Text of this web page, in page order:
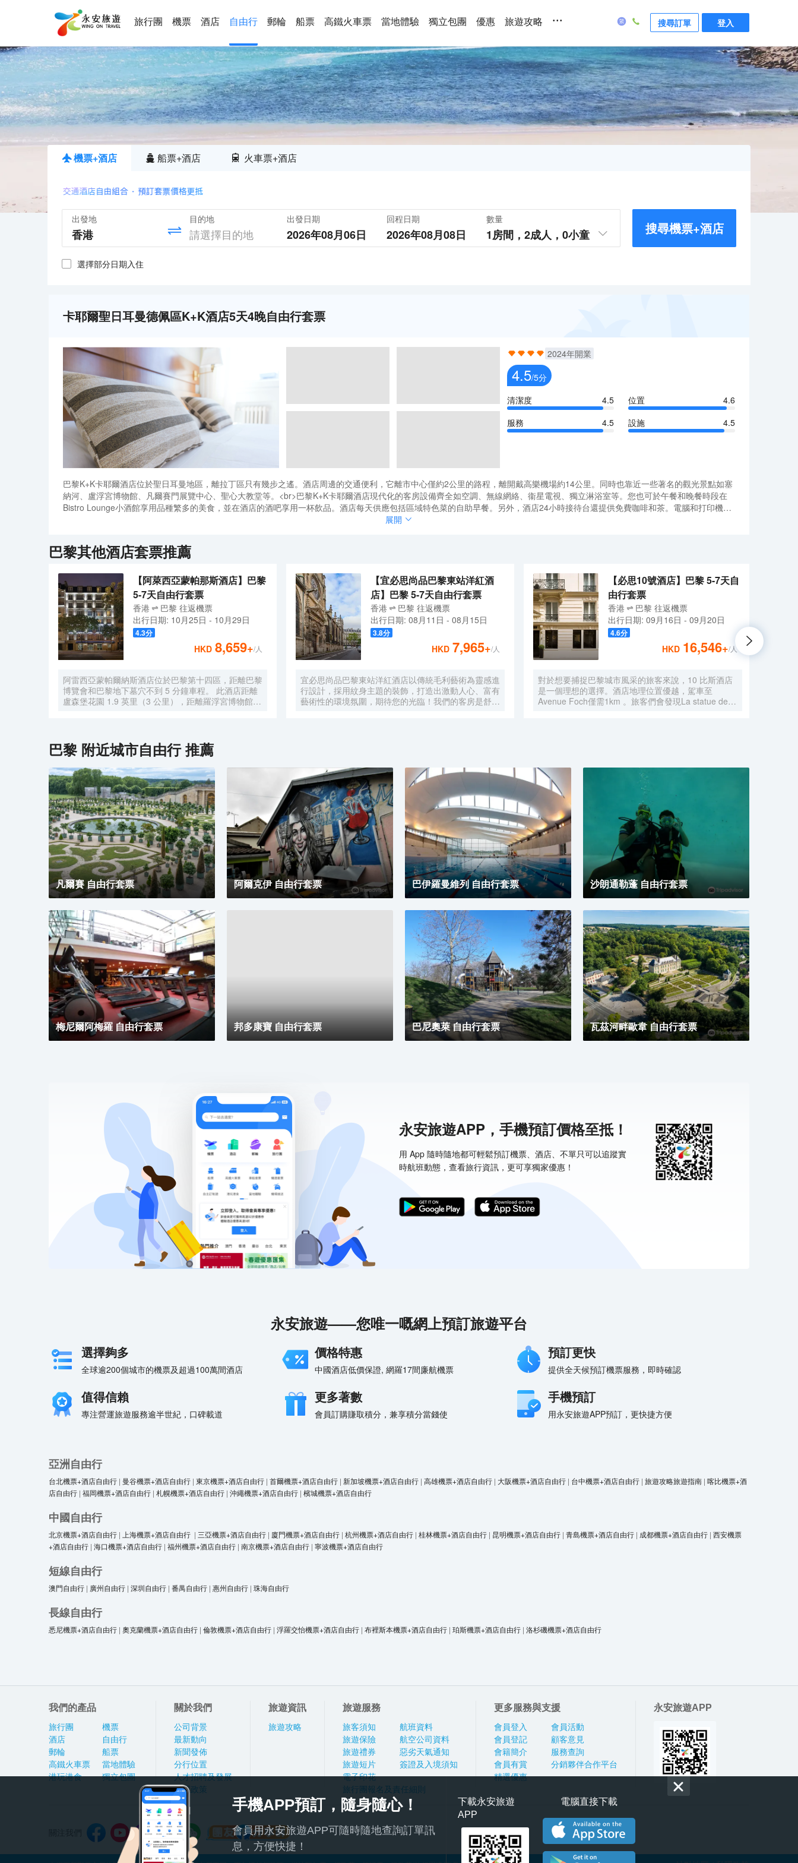
旅行團 機票 酒店 自由行 郵輪 船票 高鐵火車票 當地體驗 獨立包團 優惠 旅遊攻略 ... 搜尋訂單 登入
機票+酒店 船票+酒店 火車票+酒店
出發地 目的地 出發日期
2026年08月06日
回程日期
2026年08月08日
數量
1房間， 2成人， 0小童 搜尋機票+酒店
選擇部分日期入住
卡耶爾聖日耳曼德佩區K+K酒店5天4晚自由行套票
2024年開業
4.5/5分
清潔度
4.5 位置
4.6
服務
4.5 設施 4.5
巴黎K+K卡耶爾酒店位於聖日耳曼地區，離拉丁區只有幾步之遙。酒店周邊的交通便利，它離市中心僅約2公里的路程，離開戴高樂機場約14公里。同時也靠近一些著名的觀光景點如塞
納河、盧浮宮博物館、凡爾賽門展覽中心、聖心大教堂等。<br>巴黎K+K卡耶爾酒店現代化的客房設備齊全如空調、無線網絡、衞星電視、獨立淋浴室等。您也可於午餐和晚餐時段在
Bistro Lounge小酒館享用品種繁多的美食，並在酒店的酒吧享用一杯飲品。酒店每天供應包括區域特色菜的自助早餐。另外，酒店24小時接待台還提供免費咖啡和茶。電腦和打印機的
配備也可以滿足您的不時之需。酒店早餐時間為6：30—11：00，且早餐不提供香檳。<br>巴黎K+K卡耶爾酒店是您來巴黎旅遊的入住選擇之一，酒店氣氛閒適、豐富您在巴黎的旅行
巴黎K+K卡耶爾酒店位於聖日耳曼地區，離拉丁區只有幾步之遙。酒店周邊的交通便利，它離市中心僅約2公里的路程，離開戴高樂機場約14公里。同時也靠近一些著名的觀光景點如塞
Bistro Lounge小酒館享用品種繁多的美食，並在酒店的酒吧享用一杯飲品。酒店每天供應包括區域特色菜的自助早餐。另外，酒店24小時接待台還提供免費咖啡和茶。電腦和打印機的
配備也可以滿足您的不時之需。酒店早餐時間為6：30—11：00，且早餐不提供香檳。<br>巴黎K+K卡耶爾酒店是您來巴黎旅遊的入住選擇之一，酒店氣氛閒適、豐富您在巴黎的旅行
展開
巴黎其他酒店套票推薦
【阿萊西亞蒙帕那斯酒店】巴黎
5-7天自由行套票
香港 巴黎 往返機票
出行日期: 10月25日 - 10月29日
4.3分
HKD 8,659+/人
阿雷西亞蒙帕爾納斯酒店位於巴黎第十四區，距離巴黎
博覽會和巴黎地下墓穴不到 5 分鐘車程。 此酒店距離
盧森堡花園 1.9 英里（3 公里），距離羅浮宮博物館
服務、24 小時前台服務和多語言服務。 酒店有 69 間
客房，提供平板電視。提供免費無線網絡，方便您與朋
友保持聯繫；衞星頻道可滿足您的娛樂需求。配備浴缸
或淋浴的私人浴室提供免費洗浴用品和吹風機。便利設
施包括保險箱和書桌，以及帶有免費市內通話的電話。
【宜必思尚品巴黎東站洋紅酒
店】巴黎 5-7天自由行套票
香港 巴黎 往返機票
出行日期: 08月11日 - 08月15日
3.8分
HKD 7,965+/人
宜必思尚品巴黎東站洋紅酒店以傳統毛利藝術為靈感進
行設計，採用紋身主題的裝飾，打造出激動人心、富有
藝術性的環境氛圍，期待您的光臨！我們的客房是舒適
【必思10號酒店】巴黎 5-7天自
由行套票
香港 巴黎 往返機票
出行日期: 09月16日 - 09月20日
4.6分
HKD 16,546+/人
對於想要捕捉巴黎城市風采的旅客來說，10 比斯酒店
是一個理想的選擇。酒店地理位置優越，駕車至
Avenue Foch僅需1km 。旅客們會發現La statue de
的一天後想在自己的客房內放鬆，提供吹風機的客房浴
室是不錯的選擇。在空閒的時候，去酒吧喝杯飲品放鬆
一下是不錯的選擇。如果旅客想在自己的房間舒適的用
餐，酒店可提供客房服務。酒店周邊的美食也等待着您
的探索，Alain Ducasse au Plaza Athenee（Alain
Ducasse au Plaza Athénée）（西餐）會供應一流的
推薦美味龍蝦，Kei Restaurant（西餐）和Le Grand
Restaurant（Le Grand Restaurant Jean-François
Piège）（西餐）也會讓您大吃一驚，定會對肋骨牛排
和法式小牛胸腺讚不絕口。 優美的環境，再搭配上細
緻周到的服務，酒店的休閒區定能滿足您的品質需求。
品質保證的禮賓服務，讓您真正體驗賓至如歸的享受。
巴黎 附近城市自由行 推薦
凡爾賽 自由行套票 阿爾克伊 自由行套票 巴伊羅曼維列 自由行套票 沙朗通勒蓬 自由行套票
梅尼爾阿梅羅 自由行套票 邦多康寶 自由行套票 巴尼奧萊 自由行套票 瓦茲河畔歐韋 自由行套票
永安旅遊APP，手機預訂價格至抵！
用 App 隨時隨地都可輕鬆預訂機票、酒店、不單只可以追蹤實
時航班動態，查看旅行資訊，更可享獨家優惠！
永安旅遊——您唯一嘅網上預訂旅遊平台
選擇夠多
全球逾200個城市的機票及超過100萬間酒店
價格特惠
中國酒店低價保證, 網羅17間廉航機票
預訂更快
提供全天候預訂機票服務，即時確認
值得信賴
專注營運旅遊服務逾半世紀，口碑載道
更多著數
會員訂購賺取積分，兼享積分當錢使
手機預訂
用永安旅遊APP預訂，更快捷方便
亞洲自由行
台北機票+酒店自由行 | 曼谷機票+酒店自由行 | 東京機票+酒店自由行 | 首爾機票+酒店自由行 | 新加坡機票+酒店自由行 | 高雄機票+酒店自由行 | 大阪機票+酒店自由行 | 台中機票+酒店自由行 | 旅遊攻略旅遊指南 | 喀比機票+酒
店自由行 | 福岡機票+酒店自由行 | 札幌機票+酒店自由行 | 沖繩機票+酒店自由行 | 檳城機票+酒店自由行
中國自由行
北京機票+酒店自由行 | 上海機票+酒店自由行 | 三亞機票+酒店自由行 | 廈門機票+酒店自由行 | 杭州機票+酒店自由行 | 桂林機票+酒店自由行 | 昆明機票+酒店自由行 | 青島機票+酒店自由行 | 成都機票+酒店自由行 | 西安機票
+酒店自由行 | 海口機票+酒店自由行 | 福州機票+酒店自由行 | 南京機票+酒店自由行 | 寧波機票+酒店自由行
短線自由行
澳門自由行 | 廣州自由行 | 深圳自由行 | 番禺自由行 | 惠州自由行 | 珠海自由行
長線自由行
悉尼機票+酒店自由行 | 奧克蘭機票+酒店自由行 | 倫敦機票+酒店自由行 | 浮羅交怡機票+酒店自由行 | 布裡斯本機票+酒店自由行 | 珀斯機票+酒店自由行 | 洛杉磯機票+酒店自由行
我們的產品
旅行團
酒店
郵輪
高鐵火車票
港玩港食
機票
自由行
船票
當地體驗
獨立包團
關於我們
公司背景
最新動向
新聞發佈
分行位置
人才招聘及發展
私隱政策
旅遊資訊
旅遊攻略
旅遊服務
旅客須知
旅遊保險
旅遊禮券
旅遊短片
電子印花
航班資料
航空公司資料
惡劣天氣通知
簽證及入境須知
旅行團報名及責任細則
更多服務與支援
會員登入
會員登記
會籍簡介
會員有賞
精選優惠
會員活動
顧客意見
服務查詢
分銷夥伴合作平台
永安旅遊APP
手機APP預訂，隨身隨心！
會員用永安旅遊APP可隨時隨地查詢訂單訊
息，方便快捷！
下載永安旅遊
APP
電腦直接下載